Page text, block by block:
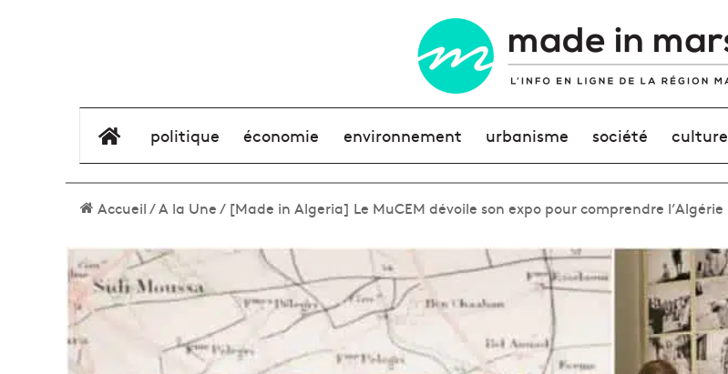
élément de menu
politique économie environnement urbanisme société culture
Accueil/A la Une/ [Made in Algeria] Le MuCEM dévoile son expo pour comprendre l’Algérie